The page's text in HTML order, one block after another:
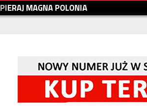
PIERAJMAGNAPOLONIA